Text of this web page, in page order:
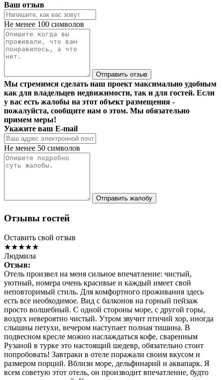
Ваш отзыв
Не менее 100 символов
Отправить отзыв
Мы стремимся сделать наш проект максимально удобным
как для владельцев недвижимости, так и для гостей. Если
у вас есть жалобы на этот объект размещения -
пожалуйста, сообщите нам о этом. Мы обязательно
примем меры!
Укажите ваш E-mail
Не менее 50 символов
Отправить жалобу
Отзывы гостей
Оставить свой отзыв
★★★★★
Людмила
Отзыв:
Отель произвел на меня сильное впечатление: чистый,
уютный, номера очень красивые и каждый имеет свой
неповторимый стиль. Для комфортного проживания здесь
есть все необходимое. Вид с балконов на горный пейзаж
просто волшебный. С одной стороны море, с другой горы,
воздух невероятно чистый. Утром звучит птичий хор, иногда
слышны петухи, вечером наступает полная тишина. В
подвесном кресле можно наслаждаться кофе, сваренным
Рузаной в турке это настоящий шедевр, обязательно стоит
попробовать! Завтраки в отеле поражали своим вкусом и
размером порций. Вблизи море, дельфинарий и аквапарк. Я
всем советую этот отель, он производит впечатление, будто